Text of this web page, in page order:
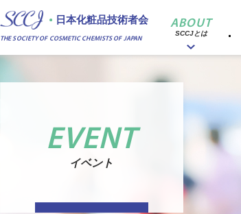
日本化粧品技術者会
THE SOCIETY OF COSMETIC CHEMISTS OF JAPAN
ABOUT
SCCJとは
EVENT
イベント